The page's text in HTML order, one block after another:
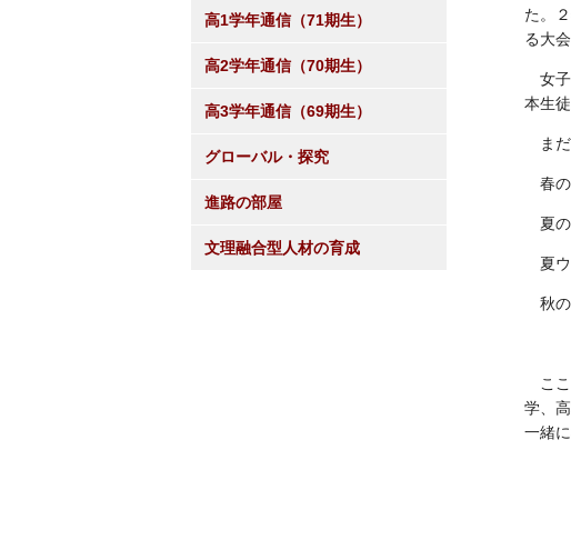
た。
る大
女
本生
ま
春
夏
夏
秋
こ
学、
一緒
高1学年通信（71期生）
高2学年通信（70期生）
高3学年通信（69期生）
グローバル・探究
進路の部屋
文理融合型人材の育成